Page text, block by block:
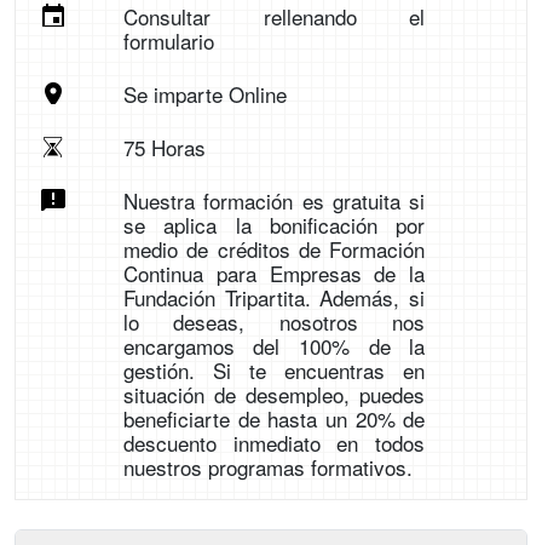
Consultar rellenando el
formulario
Se imparte Online
75 Horas
Nuestra formación es gratuita si
se aplica la bonificación por
medio de créditos de Formación
Continua para Empresas de la
Fundación Tripartita. Además, si
lo deseas, nosotros nos
encargamos del 100% de la
gestión. Si te encuentras en
situación de desempleo, puedes
beneficiarte de hasta un 20% de
descuento inmediato en todos
nuestros programas formativos.